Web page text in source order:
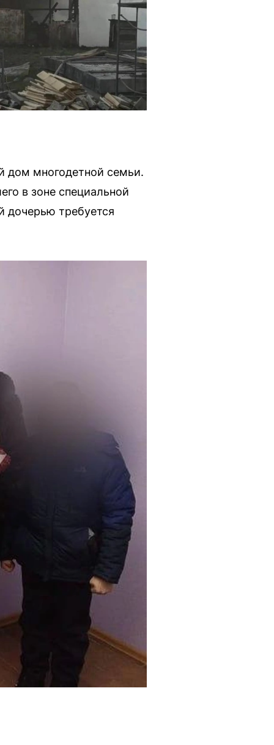
дом многодетной семьи.
в зоне специальной
дочерью требуется